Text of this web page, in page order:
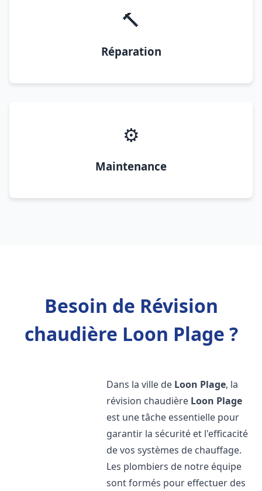
🔨
Réparation
⚙️
Maintenance
Besoin de Révision
chaudière Loon Plage ?
Dans la ville de Loon Plage, la
révision chaudière Loon Plage
est une tâche essentielle pour
garantir la sécurité et l'efficacité
de vos systèmes de chauffage.
Les plombiers de notre équipe
sont formés pour effectuer des